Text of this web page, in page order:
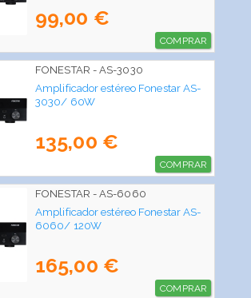
99,00 €
COMPRAR
FONESTAR - AS-3030
Amplificador estéreo Fonestar AS-
3030/ 60W
135,00 €
COMPRAR
FONESTAR - AS-6060
Amplificador estéreo Fonestar AS-
6060/ 120W
165,00 €
COMPRAR